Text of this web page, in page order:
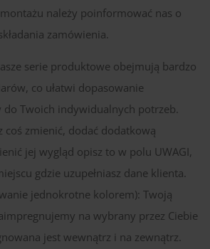
należy poinformować nas o
zamówienia.
serie produktowe obejmują bardzo
co ułatwi dopasowanie
Twoich indywidualnych potrzeb.
coś zmienić, dodać dodatkową
jej wygląd opisz to w polu UWAGI,
gdzie uzupełniasz dane klienta.
jednokrotne kolorem): Twoją
na wybrany przez Ciebie
jest wewnątrz i na zewnątrz.